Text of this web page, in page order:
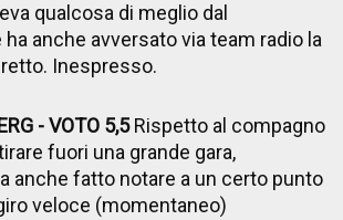
qualcosa di meglio dal
anche avversato via team radio la
Inespresso.
- VOTO 5,5Rispetto al compagno
fuori una grande gara,
anche fatto notare a un certo punto
veloce (momentaneo)